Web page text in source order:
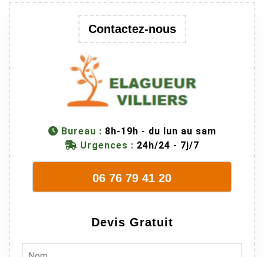
donc
dangereuse.
connaissent
très bien leur
en plus ils
Bref, nous
Contactez-nous
Bureau : 8h-19h - du lun au sam
Urgences : 24h/24 - 7j/7
06 76 79 41 20
Devis Gratuit